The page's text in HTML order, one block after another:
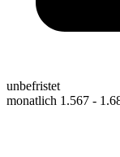
unbefristet
monatlich 1.567 -